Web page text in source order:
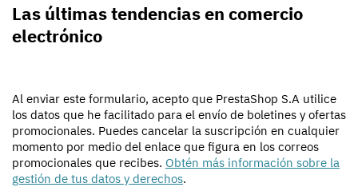
Las últimas tendencias en comercio
electrónico
Al enviar este formulario, acepto que PrestaShop S.A utilice
los datos que he facilitado para el envío de boletines y ofertas
promocionales. Puedes cancelar la suscripción en cualquier
momento por medio del enlace que figura en los correos
promocionales que recibes. Obtén más información sobre la
gestión de tus datos y derechos.